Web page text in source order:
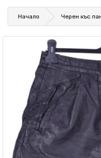
Начало Черен къс